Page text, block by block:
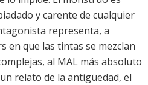
y carente de cualquier
representa, a
en que las tintas se mezclan
al MAL más absoluto
relato de la antigüedad, el